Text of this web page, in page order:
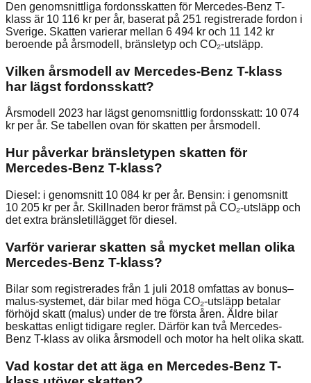
Den genomsnittliga fordonsskatten för Mercedes-Benz T-
klass är 10 116 kr per år, baserat på 251 registrerade fordon i
Sverige. Skatten varierar mellan 6 494 kr och 11 142 kr
beroende på årsmodell, bränsletyp och CO₂-utsläpp.
Vilken årsmodell av Mercedes-Benz T-klass
har lägst fordonsskatt?
Årsmodell 2023 har lägst genomsnittlig fordonsskatt: 10 074
kr per år. Se tabellen ovan för skatten per årsmodell.
Hur påverkar bränsletypen skatten för
Mercedes-Benz T-klass?
Diesel: i genomsnitt 10 084 kr per år. Bensin: i genomsnitt
10 205 kr per år. Skillnaden beror främst på CO₂-utsläpp och
det extra bränsletillägget för diesel.
Varför varierar skatten så mycket mellan olika
Mercedes-Benz T-klass?
Bilar som registrerades från 1 juli 2018 omfattas av bonus–
malus-systemet, där bilar med höga CO₂-utsläpp betalar
förhöjd skatt (malus) under de tre första åren. Äldre bilar
beskattas enligt tidigare regler. Därför kan två Mercedes-
Benz T-klass av olika årsmodell och motor ha helt olika skatt.
Vad kostar det att äga en Mercedes-Benz T-